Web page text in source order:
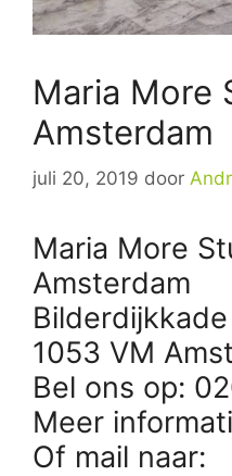
Maria More
Amsterdam
juli 20, 2019 door
Maria More
Amsterdam
1053 VM
Bel ons op:
Meer
Of mail naar: